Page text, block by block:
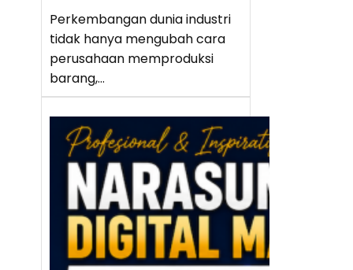
Perkembangan dunia industri
tidak hanya mengubah cara
perusahaan memproduksi
barang,…